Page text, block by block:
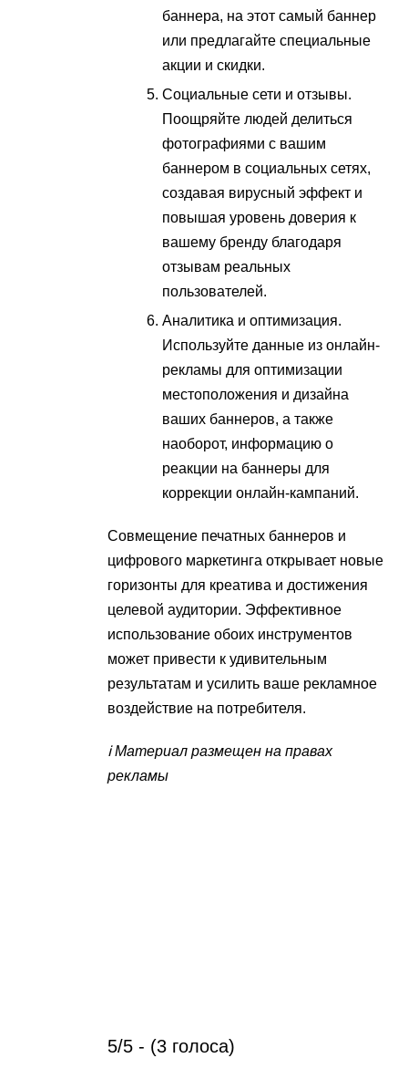
баннера, на этот самый баннер
или предлагайте специальные
акции и скидки.
Социальные сети и отзывы.
Поощряйте людей делиться
фотографиями с вашим
баннером в социальных сетях,
создавая вирусный эффект и
повышая уровень доверия к
вашему бренду благодаря
отзывам реальных
пользователей.
Аналитика и оптимизация.
Используйте данные из онлайн-
рекламы для оптимизации
местоположения и дизайна
ваших баннеров, а также
наоборот, информацию о
реакции на баннеры для
коррекции онлайн-кампаний.
Совмещение печатных баннеров и
цифрового маркетинга открывает новые
горизонты для креатива и достижения
целевой аудитории. Эффективное
использование обоих инструментов
может привести к удивительным
результатам и усилить ваше рекламное
воздействие на потребителя.
ℹ️ Материал размещен на правах
рекламы
5/5 - (3 голоса)